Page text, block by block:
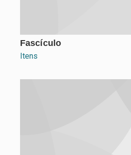
Fascículo
Itens